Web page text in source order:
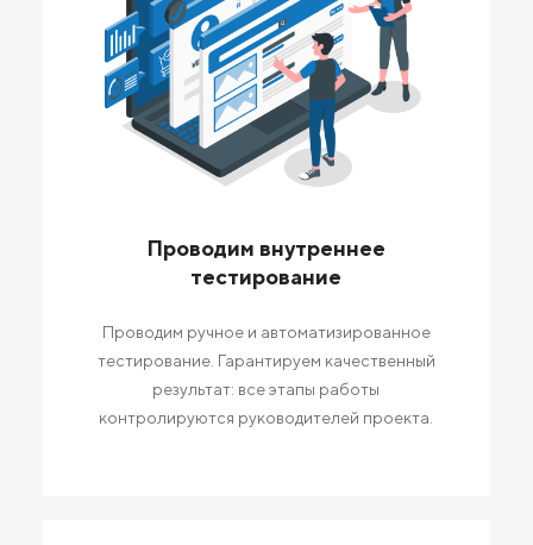
Проводим внутреннее
тестирование
Проводим ручное и автоматизированное
тестирование. Гарантируем качественный
результат: все этапы работы
контролируются руководителей проекта.